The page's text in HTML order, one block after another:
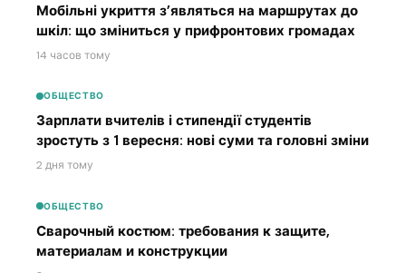
Мобільні укриття з’являться на маршрутах до
шкіл: що зміниться у прифронтових громадах
14 часов тому
ОБЩЕСТВО
Зарплати вчителів і стипендії студентів
зростуть з 1 вересня: нові суми та головні зміни
2 дня тому
ОБЩЕСТВО
Сварочный костюм: требования к защите,
материалам и конструкции